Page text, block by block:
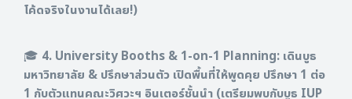
โค้ดจริงในงานได้เลย!)
🎓 4. University Booths & 1-on-1 Planning: เดินบูธ
มหาวิทยาลัย & ปรึกษาส่วนตัว เปิดพื้นที่ให้พูดคุย ปรึกษา 1 ต่อ
1 กับตัวแทนคณะวิศวะฯ อินเตอร์ชั้นนำ (เตรียมพบกับบูธ IUP